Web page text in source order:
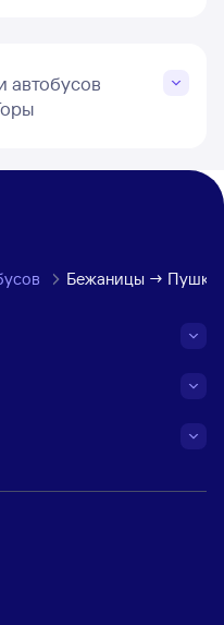
автобусов
Бежаницы →